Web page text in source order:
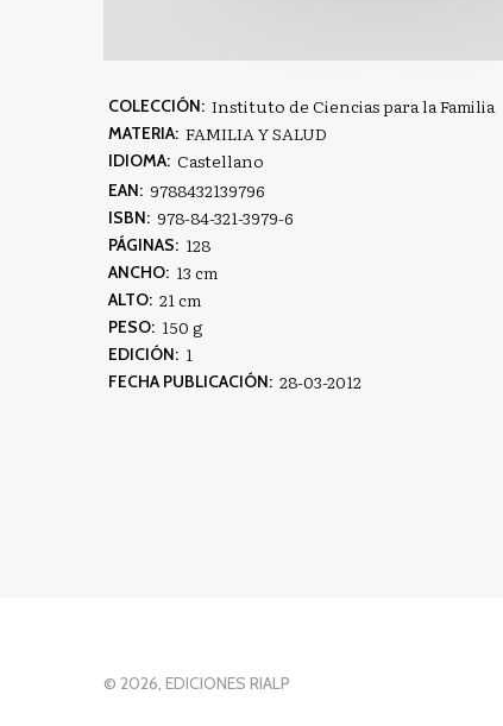
COLECCIÓN: Instituto de Ciencias para la Familia
MATERIA: FAMILIA Y SALUD
IDIOMA: Castellano
EAN: 9788432139796
ISBN: 978-84-321-3979-6
PÁGINAS: 128
ANCHO: 13 cm
ALTO: 21 cm
PESO: 150 g
EDICIÓN: 1
FECHA PUBLICACIÓN: 28-03-2012
© 2026, EDICIONES RIALP